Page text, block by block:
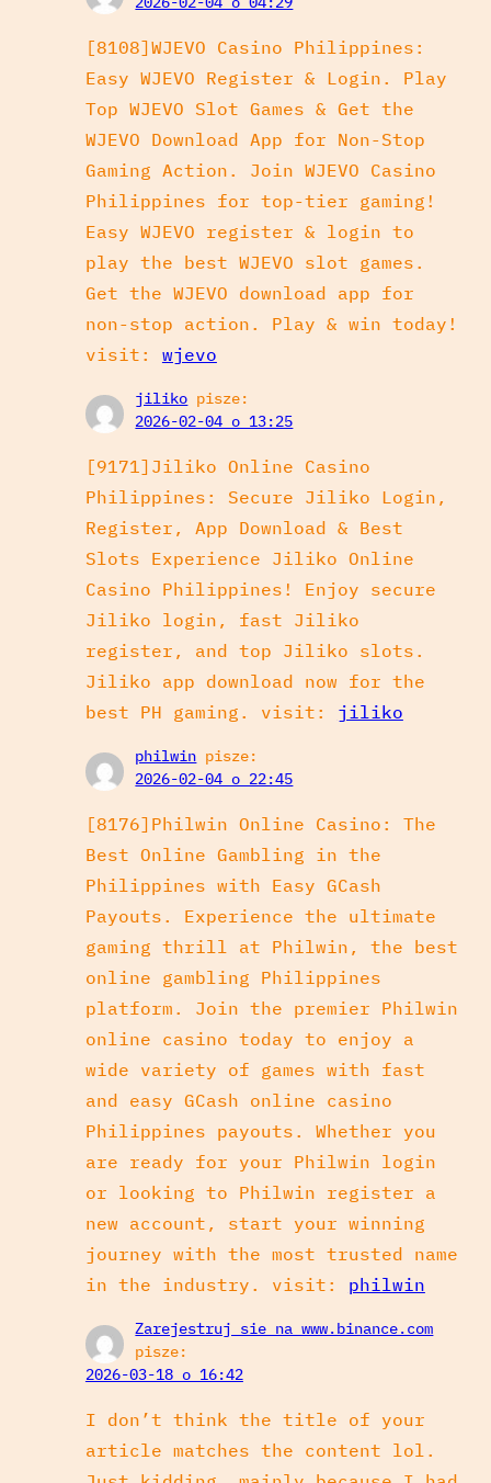
[8108]WJEVO Casino Philippines:
Easy WJEVO Register & Login. Play
Top WJEVO Slot Games & Get the
WJEVO Download App for Non-Stop
Gaming Action. Join WJEVO Casino
Philippines for top-tier gaming!
Easy WJEVO register & login to
play the best WJEVO slot games.
Get the WJEVO download app for
non-stop action. Play & win today!
visit: wjevo
jiliko pisze:
2026-02-04 o 13:25
[9171]Jiliko Online Casino
Philippines: Secure Jiliko Login,
Register, App Download & Best
Slots Experience Jiliko Online
Casino Philippines! Enjoy secure
Jiliko login, fast Jiliko
register, and top Jiliko slots.
Jiliko app download now for the
best PH gaming. visit: jiliko
philwin pisze:
2026-02-04 o 22:45
[8176]Philwin Online Casino: The
Best Online Gambling in the
Philippines with Easy GCash
Payouts. Experience the ultimate
gaming thrill at Philwin, the best
online gambling Philippines
platform. Join the premier Philwin
online casino today to enjoy a
wide variety of games with fast
and easy GCash online casino
Philippines payouts. Whether you
are ready for your Philwin login
or looking to Philwin register a
new account, start your winning
journey with the most trusted name
in the industry. visit: philwin
Zarejestruj sie na www.binance.com
pisze:
2026-03-18 o 16:42
I don’t think the title of your
article matches the content lol.